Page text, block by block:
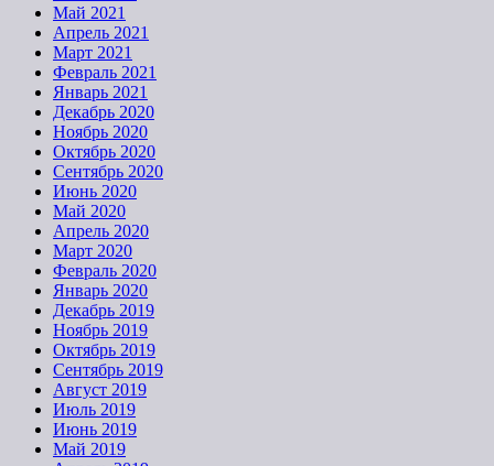
Май 2021
Апрель 2021
Март 2021
Февраль 2021
Январь 2021
Декабрь 2020
Ноябрь 2020
Октябрь 2020
Сентябрь 2020
Июнь 2020
Май 2020
Апрель 2020
Март 2020
Февраль 2020
Январь 2020
Декабрь 2019
Ноябрь 2019
Октябрь 2019
Сентябрь 2019
Август 2019
Июль 2019
Июнь 2019
Май 2019